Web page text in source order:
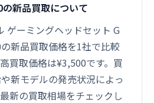
新品買取について
ゲーミングヘッドセット G
新品買取価格を1社で比較
買取価格は¥3,500です。買
新モデルの発売状況によっ
新の買取相場をチェックし